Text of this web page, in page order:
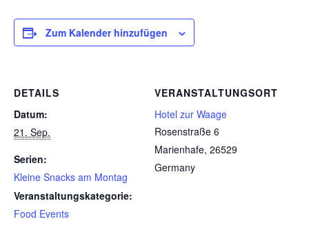
Zum Kalender hinzufügen
DETAILS
Datum:
21. Sep.
Serien:
Kleine Snacks am Montag
Veranstaltungskategorie:
Food Events
VERANSTALTUNGSORT
Hotel zur Waage
Rosenstraße 6
Marienhafe, 26529
Germany